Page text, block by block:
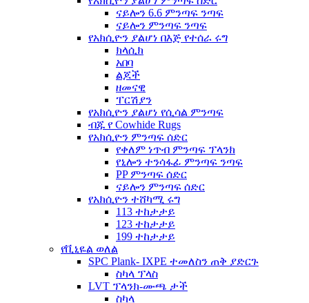
ናይሎን 6.6 ምንጣፍ ንጣፍ
ናይሎን ምንጣፍ ንጣፍ
የአክሲዮን ያልሆነ በእጅ የተሰራ ሩግ
ክላሲክ
አበባ
ልጆች
ዘመናዊ
ፐርሽያን
የአክሲዮን ያልሆነ የሲሳል ምንጣፍ
ብጁ የ Cowhide Rugs
የአክሲዮን ምንጣፍ ሰድር
የቀለም ነጥብ ምንጣፍ ፕላንክ
የኒሎን ተንሳፋፊ ምንጣፍ ንጣፍ
PP ምንጣፍ ሰድር
ናይሎን ምንጣፍ ሰድር
የአክሲዮን ተሸካሚ ሩግ
113 ተከታታይ
123 ተከታታይ
199 ተከታታይ
የቪኒዬል ወለል
SPC Plank- IXPE ተመለስን ጠቅ ያድርጉ
ስካላ ፕላስ
LVT ፕላንክ-ሙጫ ታች
ስካላ